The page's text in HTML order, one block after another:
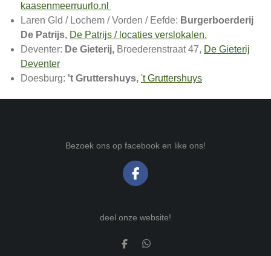
kaasenmeerruurlo.nl
Laren Gld / Lochem / Vorden / Eefde: Burgerboerderij
De Patrijs, De Patrijs / locaties verslokalen.
Deventer: De Gieterij, Broederenstraat 47, De Gieterij
Deventer
Doesburg: 't Gruttershuys, 't Gruttershuys
Bezoek ons op facebook en like ons!
F
deel onze website!
D
D